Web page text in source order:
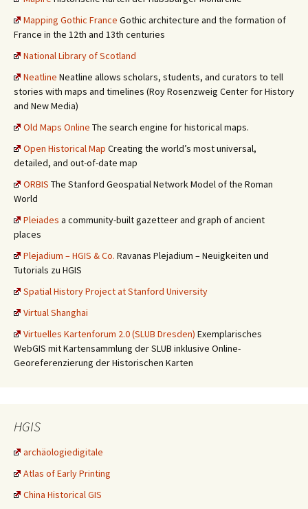
Mapping Gothic France Gothic architecture and the formation of
France in the 12th and 13th centuries
National Library of Scotland
Neatline Neatline allows scholars, students, and curators to tell
stories with maps and timelines (Roy Rosenzweig Center for History
and New Media)
Old Maps Online The search engine for historical maps.
Open Historical Map Creating the world’s most universal,
detailed, and out-of-date map
ORBIS The Stanford Geospatial Network Model of the Roman
World
Pleiades a community-built gazetteer and graph of ancient
places
Plejadium – HGIS & Co. Ravanas Plejadium – Neuigkeiten und
Tutorials zu HGIS
Spatial History Project at Stanford University
Virtual Shanghai
Virtuelles Kartenforum 2.0 (SLUB Dresden) Exemplarisches
WebGIS mit Kartensammlung der SLUB inklusive Online-
Georeferenzierung der Historischen Karten
HGIS
archäologiedigitale
Atlas of Early Printing
China Historical GIS